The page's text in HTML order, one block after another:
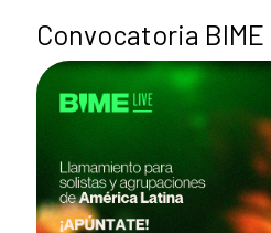
Convocatoria